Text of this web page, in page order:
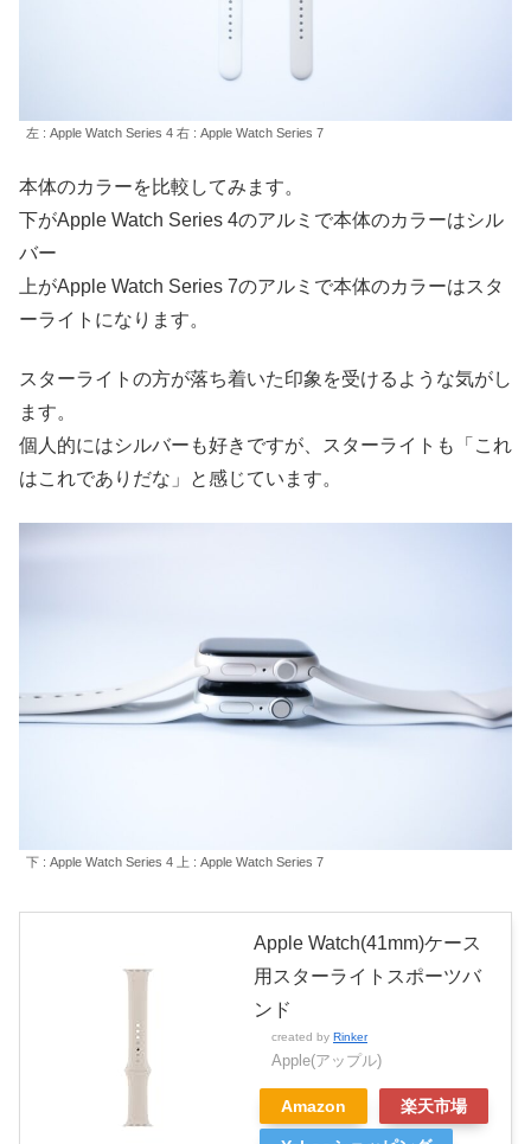
左 : Apple Watch Series 4 右 : Apple Watch Series 7
本体のカラーを比較してみます。
下がApple Watch Series 4のアルミで本体のカラーはシル
バー
上がApple Watch Series 7のアルミで本体のカラーはスタ
ーライトになります。
スターライトの方が落ち着いた印象を受けるような気がし
ます。
個人的にはシルバーも好きですが、スターライトも「これ
はこれでありだな」と感じています。
下 : Apple Watch Series 4 上 : Apple Watch Series 7
Apple Watch(41mm)ケース
用スターライトスポーツバ
ンド
created by Rinker
Apple(アップル)
Amazon 楽天市場